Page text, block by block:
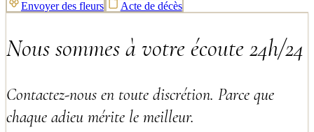
Envoyer des fleurs Acte de décès
Nous sommes à votre écoute 24h/24
Contactez-nous en toute discrétion. Parce que
chaque adieu mérite le meilleur.